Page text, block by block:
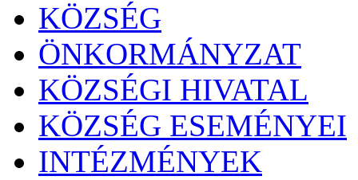
KÖZSÉG
ÖNKORMÁNYZAT
KÖZSÉGI HIVATAL
KÖZSÉG ESEMÉNYEI
INTÉZMÉNYEK